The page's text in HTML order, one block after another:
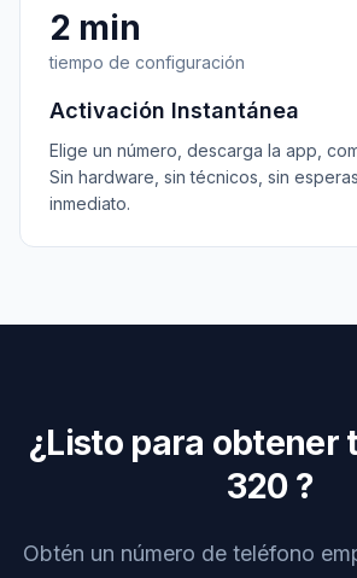
2 min
tiempo de configuración
Activación Instantánea
Elige un número, descarga la app,
Sin hardware, sin técnicos, sin
inmediato.
¿Listo para obtener
320 ?
Obtén un número de teléfono